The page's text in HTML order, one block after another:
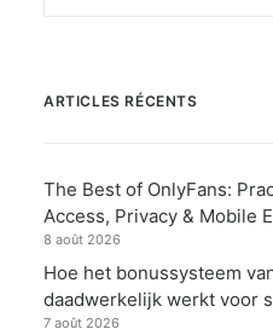
ARTICLES RÉCENTS
The Best of OnlyFans:
Access, Privacy & Mobile
8 août 2026
Hoe het bonussysteem
daadwerkelijk werkt voor
7 août 2026